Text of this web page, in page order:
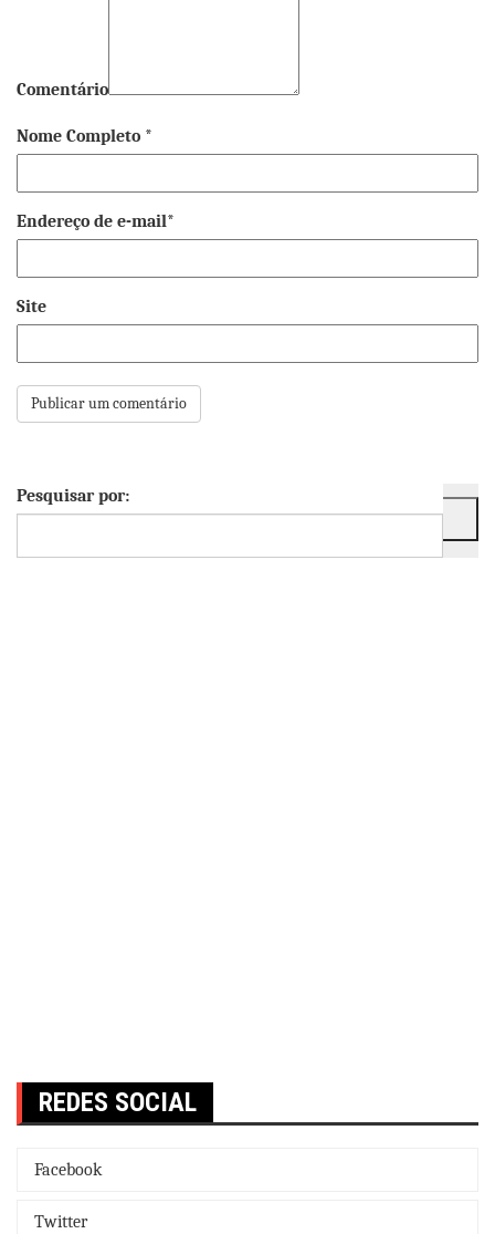
Comentário
Nome Completo *
Endereço de e-mail*
Site
Pesquisar por:
REDES SOCIAL
Facebook
Twitter